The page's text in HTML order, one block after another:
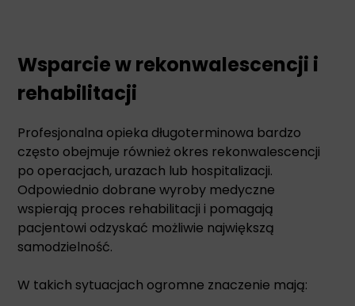
Wsparcie w rekonwalescencji i
rehabilitacji
Profesjonalna opieka długoterminowa bardzo
często obejmuje również okres rekonwalescencji
po operacjach, urazach lub hospitalizacji.
Odpowiednio dobrane wyroby medyczne
wspierają proces rehabilitacji i pomagają
pacjentowi odzyskać możliwie największą
samodzielność.
W takich sytuacjach ogromne znaczenie mają: